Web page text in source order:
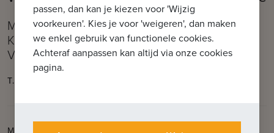
Moerkerkse Steenweg 1, 8310 Brugge (Sint-
Kruis)
Vlakbij de Kruispoort
T.
passen, dan kan je kiezen voor 'Wijzig
voorkeuren'. Kies je voor 'weigeren', dan maken
we enkel gebruik van functionele cookies.
Achteraf aanpassen kan altijd via onze cookies
pagina.